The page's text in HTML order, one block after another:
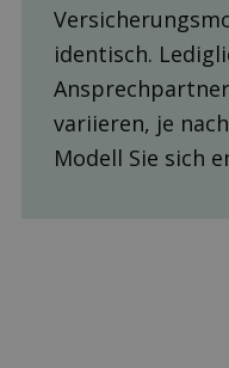
identisch.
variieren, je
Modell Sie sich